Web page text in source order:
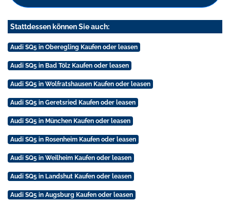
Stattdessen können Sie auch:
Audi SQ5 in Oberegling Kaufen oder leasen
Audi SQ5 in Bad Tölz Kaufen oder leasen
Audi SQ5 in Wolfratshausen Kaufen oder leasen
Audi SQ5 in Geretsried Kaufen oder leasen
Audi SQ5 in München Kaufen oder leasen
Audi SQ5 in Rosenheim Kaufen oder leasen
Audi SQ5 in Weilheim Kaufen oder leasen
Audi SQ5 in Landshut Kaufen oder leasen
Audi SQ5 in Augsburg Kaufen oder leasen